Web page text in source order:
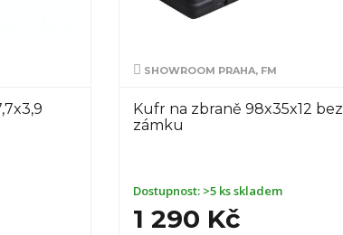
SHOWROOM PRAHA, FM
Kufr na zbraně 98x35x12 bez
zámku
Dostupnost: >5 ks skladem
1 290 Kč